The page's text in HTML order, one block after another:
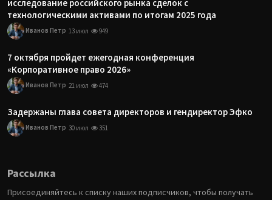
исследование российского рынка сделок с
технологическими активами по итогам 2025 года
Иванов Петр 13 июл 949
7 октября пройдет ежегодная конференция
«Корпоративное право 2026»
Иванов Петр 21 июл 474
Задержаны глава совета директоров и гендиректор Эфко
Иванов Петр 30 июл 351
Рассылка
Присоединяйтесь к списку наших подписчиков, чтобы получать